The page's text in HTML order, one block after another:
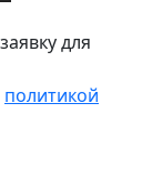
для
политикой